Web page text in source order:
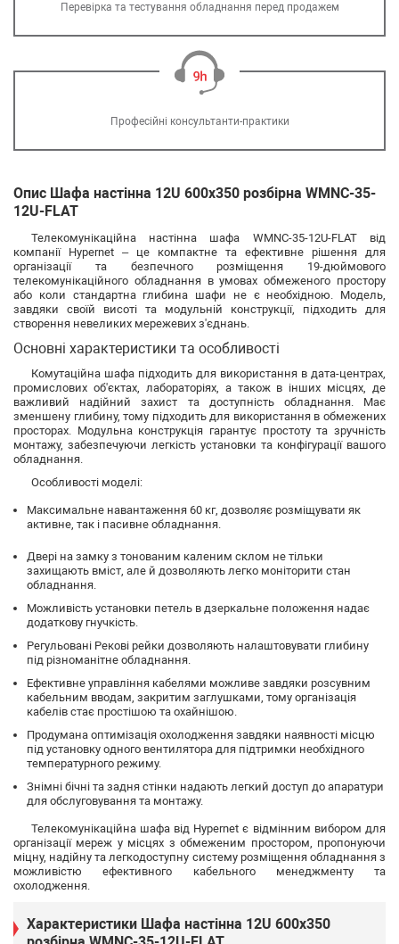
Перевірка та тестування обладнання перед продажем
Професійні консультанти-практики
Опис Шафа настінна 12U 600x350 розбірна WMNC-35-
12U-FLAT
Телекомунікаційна настінна шафа WMNC-35-12U-FLAT від
компанії Hypernet – це компактне та ефективне рішення для
організації та безпечного розміщення 19-дюймового
телекомунікаційного обладнання в умовах обмеженого простору
або коли стандартна глибина шафи не є необхідною. Модель,
завдяки своїй висоті та модульній конструкції, підходить для
створення невеликих мережевих з'єднань.
Основні характеристики та особливості
Комутаційна шафа підходить для використання в дата-центрах,
промислових об'єктах, лабораторіях, а також в інших місцях, де
важливий надійний захист та доступність обладнання. Має
зменшену глибину, тому підходить для використання в обмежених
просторах. Модульна конструкція гарантує простоту та зручність
монтажу, забезпечуючи легкість установки та конфігурації вашого
обладнання.
Особливості моделі:
Максимальне навантаження 60 кг, дозволяє розміщувати як
активне, так і пасивне обладнання.
Двері на замку з тонованим каленим склом не тільки
захищають вміст, але й дозволяють легко моніторити стан
обладнання.
Можливість установки петель в дзеркальне положення надає
додаткову гнучкість.
Регульовані Рекові рейки дозволяють налаштовувати глибину
під різноманітне обладнання.
Ефективне управління кабелями можливе завдяки розсувним
кабельним вводам, закритим заглушками, тому організація
кабелів стає простішою та охайнішою.
Продумана оптимізація охолодження завдяки наявності місцю
під установку одного вентилятора для підтримки необхідного
температурного режиму.
Знімні бічні та задня стінки надають легкий доступ до апаратури
для обслуговування та монтажу.
Телекомунікаційна шафа від Hypernet є відмінним вибором для
організації мереж у місцях з обмеженим простором, пропонуючи
міцну, надійну та легкодоступну систему розміщення обладнання з
можливістю ефективного кабельного менеджменту та
охолодження.
Характеристики Шафа настінна 12U 600x350